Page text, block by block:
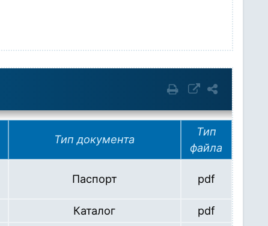
Тип документа
Тип
файла
Паспорт pdf
Каталог
pdf